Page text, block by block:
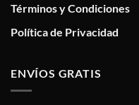
Términos y Condiciones
Política de Privacidad
ENVÍOS GRATIS